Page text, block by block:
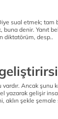
sual etmek; tam
denir. Yanıt
diktatörüm, desp..
vardır. Ancak şunu
yazarak gelişir
aklın şekle şemale